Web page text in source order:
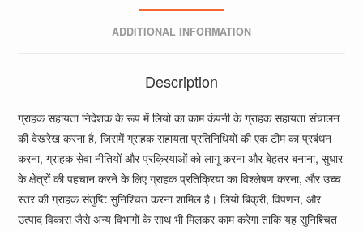
ADDITIONAL INFORMATION
Description
ग्राहक सहायता निदेशक के रूप में लियो का काम कंपनी के ग्राहक सहायता संचालन
की देखरेख करना है, जिसमें ग्राहक सहायता प्रतिनिधियों की एक टीम का प्रबंधन
करना, ग्राहक सेवा नीतियों और प्रक्रियाओं को लागू करना और बेहतर बनाना, सुधार
के क्षेत्रों की पहचान करने के लिए ग्राहक प्रतिक्रिया का विश्लेषण करना, और उच्च
स्तर की ग्राहक संतुष्टि सुनिश्चित करना शामिल है। लियो बिक्री, विपणन, और
उत्पाद विकास जैसे अन्य विभागों के साथ भी मिलकर काम करेगा ताकि यह सुनिश्चित